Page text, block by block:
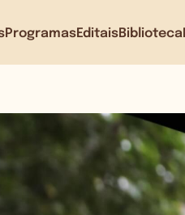
ProgramasEditaisBiblioteca